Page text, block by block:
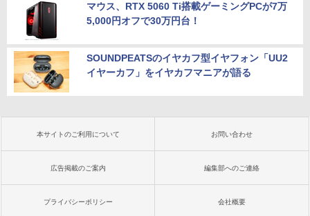
マウス、RTX 5060 Ti搭載ゲーミングPCが7万
5,000円オフで30万円台！
SOUNDPEATSのイヤカフ型イヤフォン「UU2
イヤーカフ」をイヤカフマニアが語る
本サイトのご利用について お問い合わせ
広告掲載のご案内 編集部へのご連絡
プライバシーポリシー 会社概要